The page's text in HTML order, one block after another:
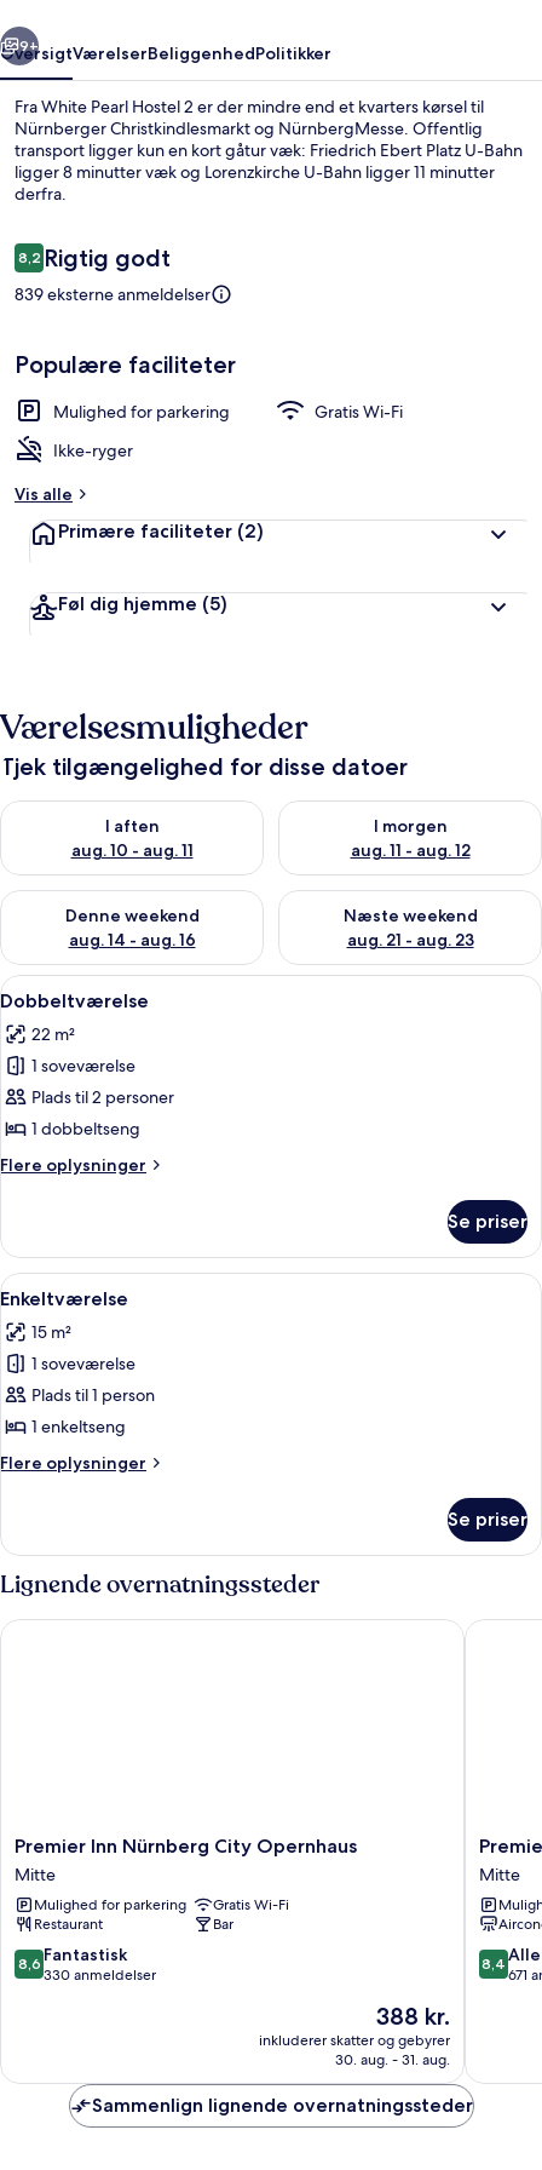
Næste
9+
OversigtVærelserBeliggenhedPolitikker
Fra White Pearl Hostel 2 er der mindre end et kvarters kørsel til
Nürnberger Christkindlesmarkt og NürnbergMesse. Offentlig
transport ligger kun en kort gåtur væk: Friedrich Ebert Platz U-Bahn
ligger 8 minutter væk og Lorenzkirche U-Bahn ligger 11 minutter
derfra.
Anmeldelser
8,28,2 ud af 10.
Rigtig godt
839 eksterne anmeldelser
Populære faciliteter
Mulighed for parkering
Gratis Wi-Fi
Ikke-ryger
Vis alle
Primære faciliteter (2)
Føl dig hjemme (5)
Værelsesmuligheder
Tjek tilgængelighed for disse datoer
I aften
aug. 10 - aug. 11
Tjek tilgængelighed for i aften aug. 10 - aug. 11
I morgen
aug. 11 - aug. 12
Tjek tilgængelighed for i
Denne weekend
aug. 14 - aug. 16
Tjek tilgængelighed for denne weekend aug. 14 - aug. 16
Næste weekend
aug. 21 - aug. 23
Tjek tilgængelighed for næste
Indlæs
alle
billeder
af
Dobbeltværelse
Et soveværelse med seng,
6
Dobbeltværelse
22 m²
1 soveværelse
Plads til 2 personer
1 dobbeltseng
Flere oplysninger
Flere
Se priser
Indlæs
alle
billeder
af
Enkeltværelse
Et lille, pænt værelse med seng,
6
Enkeltværelse
15 m²
1 soveværelse
Plads til 1 person
1 enkeltseng
Flere oplysninger
Flere
Se priser
Lignende overnatningssteder
Premier
Inn
Nürnberg
City
Opernhaus
Mitte
Premier Inn Nürnberg City Opernhaus
Mitte
Mulighed for parkering
Gratis Wi-Fi
Restaurant
Bar
8.6
ud
anmeldelser
8,6 Fantastisk
330 anmeldelser
Prisen
388 kr.
388 kr.
inkluderer skatter og gebyrer
30. aug. - 31. aug.
Premier Inn Nürnberg City Opernhaus
Premier
Inn
City
Centre
Mitte
Mitte
8.4
ud
8,4
671
Premier
Sammenlign lignende overnatningssteder